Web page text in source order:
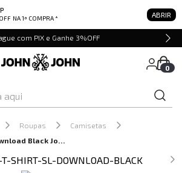
NA 1ª COMPRA * ABRIR
com PIX e Ganhe 3%OFF
0
Roupas
Camisetas
Camiseta Slim Fit Download Black John John Masculina